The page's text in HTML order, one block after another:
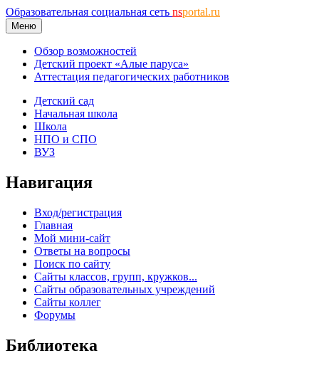
Образовательная социальная сеть nsportal.ru
Меню
Обзор возможностей
Детский проект «Алые паруса»
Аттестация педагогических работников
Детский сад
Начальная школа
Школа
НПО и СПО
ВУЗ
Навигация
Вход/регистрация
Главная
Мой мини-сайт
Ответы на вопросы
Поиск по сайту
Сайты классов, групп, кружков...
Сайты образовательных учреждений
Сайты коллег
Форумы
Библиотека